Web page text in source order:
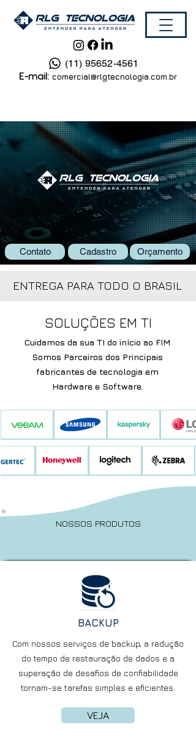
(11) 95652-4561
E-mail: comercial@rlgtecnologia.com.br
Contato Cadastro Orçamento
ENTREGA PARA TODO O BRASIL
SOLUÇÕES EM TI
Cuidamos da sua TI do início ao FIM
Somos Parceiros dos Principais
fabricantes de tecnologia em
Hardware e Software.
Nossos diferenciais
Acreditamos que a verdadeira excelência
vem de conhecer detalhadamente suas
superar desafios e alcançar seus objetivos.
NOSSOS PRODUTOS
BACKUP
Com nossos serviços de backup, a redução
do tempo de restauração de dados e a
superação de desafios de confiabilidade
tornam-se tarefas simples e eficientes.
VEJA